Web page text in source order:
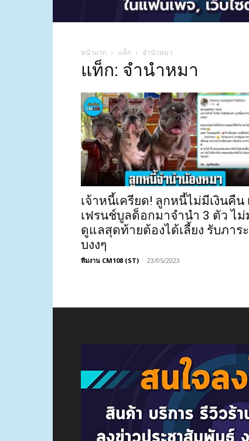
หน้าแรก แท็ก จำนำหมา
แท็ก: จำนำหมา
เจ้าหนี้เครียด! ลูกหนี้ไม่มีเงินคืน
เฟรนช์บูลด็อกมาจำนำ 3 ตัว ไม่
ดูแลสุดท้ายต้องได้เลี้ยง รับภาร
บงงๆ
ทีมงาน CM108 (ST) - 23/05/2023